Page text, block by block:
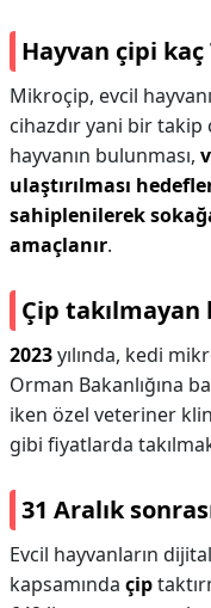
Hayvan çipi kaç
Mikroçip, evcil
cihazdır yani bir takip
hayvanın bulunması,
ulaştırılması
sahiplenilerek
amaçlanır.
Çip
2023yılında, kedi
Orman Bakanlığına
iken özel veteriner
gibi fiyatlarda
31 Aralık
Evcil hayvanların
kapsamında çip